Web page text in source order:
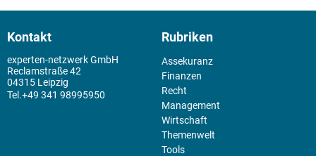
Kontakt
experten-netzwerk GmbH
Reclamstraße 42
04315 Leipzig
+49 341 98995950
Rubriken
Assekuranz
Finanzen
Recht
Management
Wirtschaft
Themenwelt
Tools